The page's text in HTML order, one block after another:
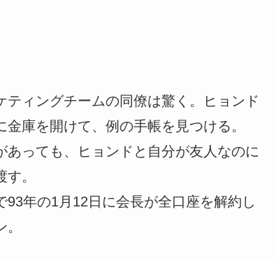
ィングチームの同僚は驚く。ヒョンド
庫を開けて、例の手帳を見つける。
っても、ヒョンドと自分が友人なのに
。
年の1月12日に会長が全口座を解約し